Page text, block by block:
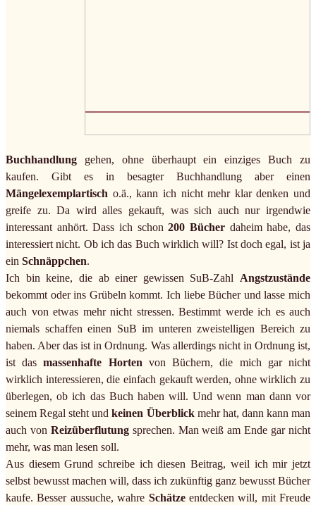
Buchhandlung gehen, ohne überhaupt ein einziges Buch zu
kaufen. Gibt es in besagter Buchhandlung aber einen
Mängelexemplartisch o.ä., kann ich nicht mehr klar denken und
greife zu. Da wird alles gekauft, was sich auch nur irgendwie
interessant anhört. Dass ich schon200 Bücher daheim habe, das
interessiert nicht. Ob ich das Buch wirklich will? Ist doch egal, ist ja
ein Schnäppchen.
Ich bin keine, die ab einer gewissen SuB-Zahl Angstzustände
bekommt oder ins Grübeln kommt. Ich liebe Bücher und lasse mich
auch von etwas mehr nicht stressen. Bestimmt werde ich es auch
niemals schaffen einen SuB im unteren zweistelligen Bereich zu
haben. Aber das ist in Ordnung. Was allerdings nicht in Ordnung ist,
ist dasmassenhafte Horten von Büchern, die mich gar nicht
wirklich interessieren, die einfach gekauft werden, ohne wirklich zu
überlegen, ob ich das Buch haben will. Und wenn man dann vor
seinem Regal steht undkeinen Überblickmehr hat, dann kann man
auch von Reizüberflutungsprechen. Man weiß am Ende gar nicht
mehr, was man lesen soll.
Aus diesem Grund schreibe ich diesen Beitrag, weil ich mir jetzt
selbst bewusst machen will, dass ich zukünftig ganz bewusst Bücher
kaufe. Besser aussuche, wahre Schätzeentdecken will, mit Freude